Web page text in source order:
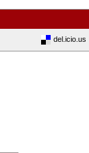
del.icio.us